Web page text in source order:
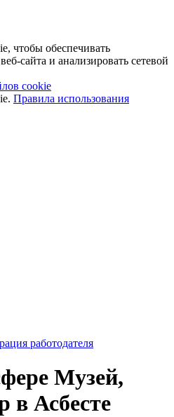
чтобы обеспечивать
сайта и анализировать сетевой
cookie
Правила использования
работодателя
Музей,
в Асбесте